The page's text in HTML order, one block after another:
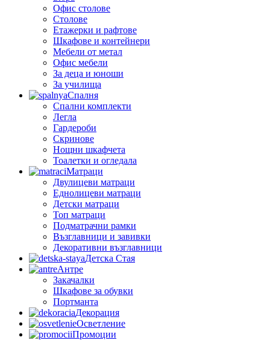
Офис столове
Столове
Етажерки и рафтове
Шкафове и контейнери
Мебели от метал
Офис мебели
За деца и юноши
За училища
Спалня
Спални комплекти
Легла
Гардероби
Скринове
Нощни шкафчета
Тоалетки и огледала
Матраци
Двулицеви матраци
Еднолицеви матраци
Детски матраци
Топ матраци
Подматрачни рамки
Възглавници и завивки
Декоративни възглавници
Детска Стая
Антре
Закачалки
Шкафове за обувки
Портманта
Декорация
Осветление
Промоции